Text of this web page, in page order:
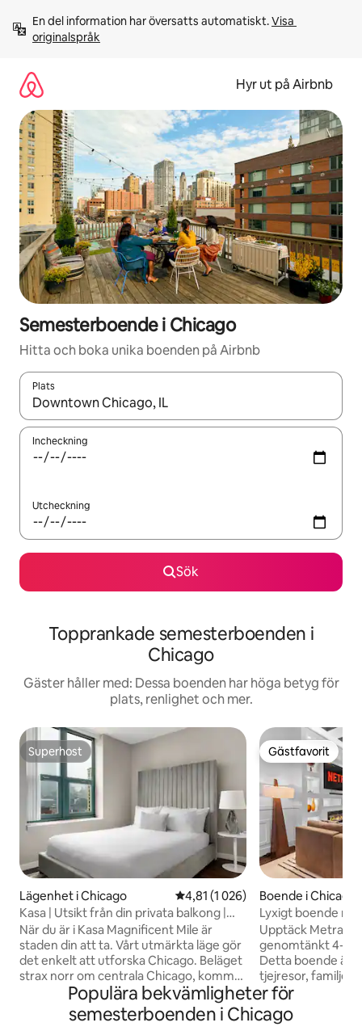
innehåll
En del information har översatts automatiskt. Visa
originalspråk
Hyr ut på Airbnb
Semesterboende i Chicago
Hitta och boka unika boenden på Airbnb
Plats
När resultaten är tillgängliga kan du navigera med upp- och
Incheckning
Utcheckning
Sök
Topprankade semesterboenden i
Chicago
Gäster håller med: Dessa boenden har höga betyg för
plats, renlighet och mer.
Superhost
Superhost
Lägenhet i Chicago 4,81 av 5 i genomsnittligt betyg,
4,81 (1 026)
Kasa | Utsikt från din privata balkong |
Chicago
När du är i Kasa Magnificent Mile är
staden din att ta. Vårt utmärkta läge gör
det enkelt att utforska Chicago. Beläget
strax norr om centrala Chicago, kommer
du att vara bara några steg från Oak
Street Beach, en kort promenad till
Michigan Avenue och Millennium Park.
Gästfavorit
Gästfavorit
Boende i Chicago
Lyxigt boende
spabad nära
Center
Upptäck Metra
genomtänkt 4-
Detta boende är
tjejresor,
yrkesverksamma
som vill ha mysig komfort.
badkaret i spa-
Populära bekvämligheter för
semesterboenden i Chicago